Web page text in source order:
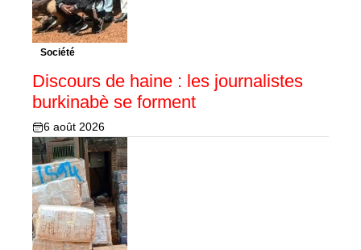
Société
Discours de haine : les journalistes
burkinabè se forment
6 août 2026